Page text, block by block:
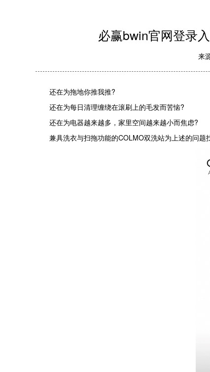
必赢bwin官网登录
来
还在为拖地你推我推?
还在为每日清理缠绕在滚刷上的毛发而苦恼?
还在为电器越来越多，家里空间越来越小而焦虑?
兼具洗衣与扫拖功能的COLMO双洗站为上述的问题